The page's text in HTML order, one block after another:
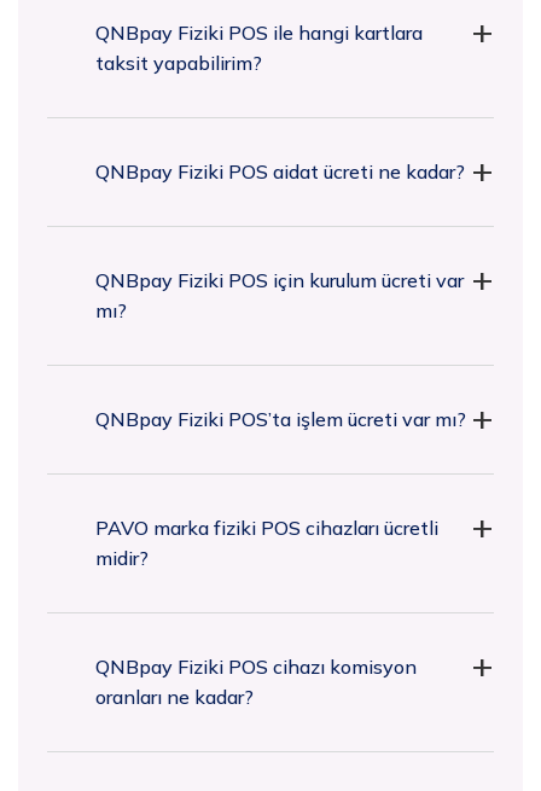
QNBpay Fiziki POS ile hangi kartlara
taksit yapabilirim?
QNBpay Fiziki POS aidat ücreti ne kadar?
QNBpay Fiziki POS için kurulum ücreti var
mı?
QNBpay Fiziki POS’ta işlem ücreti var mı?
PAVO marka fiziki POS cihazları ücretli
midir?
QNBpay Fiziki POS cihazı komisyon
oranları ne kadar?